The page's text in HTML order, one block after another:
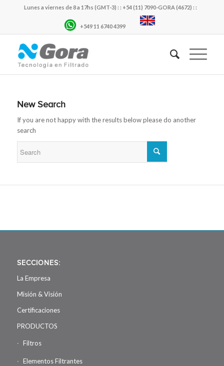
Lunes a viernes de 8 a 17hs (GMT-3) : : +54 (11) 7090-GORA (4672) : :
+549 11 6740 4399
New Search
If you are not happy with the results below please do another
search
SECCIONES:
La Empresa
Misión & Visión
Certificaciones
PRODUCTOS
Filtros
Elementos Filtrantes